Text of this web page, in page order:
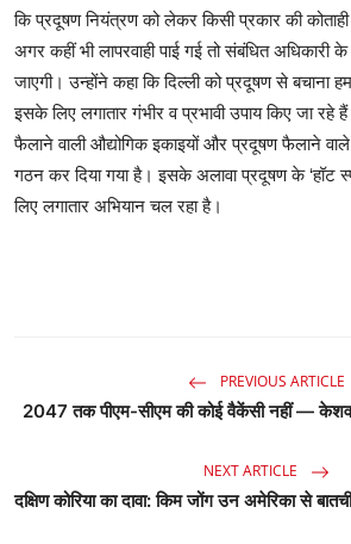
कि प्रदूषण नियंत्रण को लेकर किसी प्रकार की कोताही
अगर कहीं भी लापरवाही पाई गई तो संबंधित अधिकारी के
जाएगी। उन्होंने कहा कि दिल्ली को प्रदूषण से बचाना
इसके लिए लगातार गंभीर व प्रभावी उपाय किए जा रहे
फैलाने वाली औद्योगिक इकाइयों और प्रदूषण फैलाने
गठन कर दिया गया है। इसके अलावा प्रदूषण के ‘हॉट
लिए लगातार अभियान चल रहा है।
PREVIOUS ARTICLE
2047 तक पीएम-सीएम की कोई वैकेंसी नहीं — केशव
NEXT ARTICLE
दक्षिण कोरिया का दावा: किम जोंग उन अमेरिका से